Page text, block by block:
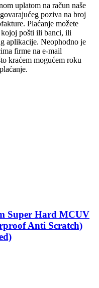
uplatom na račun naše
poziva na broj
Plaćanje možete
pošti ili banci, ili
aplikacije. Neophodno je
firme na e-mail
kraćem mogućem roku
Super Hard MCUV
Anti Scratch)